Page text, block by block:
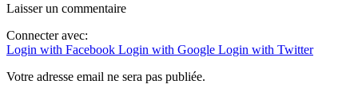
Laisser un commentaire
Connecter avec:
Login with Facebook Login with Google Login with Twitter
Votre adresse email ne sera pas publiée.